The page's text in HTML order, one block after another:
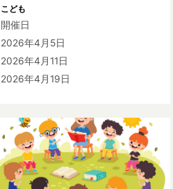
こども
開催日
2026年4月5日
2026年4月11日
2026年4月19日